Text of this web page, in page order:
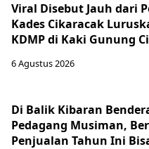
Viral Disebut Jauh dari
Kades Cikaracak
KDMP di Kaki Gunung
6 Agustus 2026
Di Balik Kibaran
Pedagang Musiman,
Penjualan Tahun Ini